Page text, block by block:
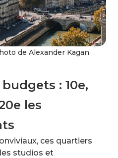
de Alexander Kagan
: 10e,
les
ces quartiers
studios et